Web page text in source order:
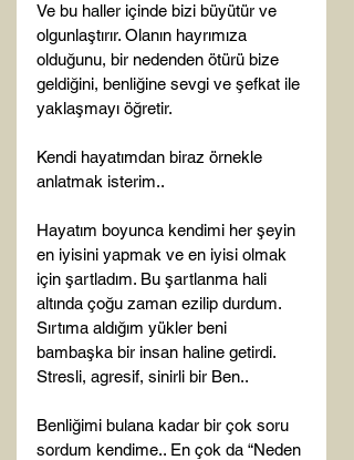
Ve bu haller içinde bizi büyütür ve
olgunlaştırır. Olanın hayrımıza
olduğunu, bir nedenden ötürü bize
geldiğini, benliğine sevgi ve şefkat ile
yaklaşmayı öğretir.
Kendi hayatımdan biraz örnekle
anlatmak isterim..
Hayatım boyunca kendimi her şeyin
en iyisini yapmak ve en iyisi olmak
için şartladım. Bu şartlanma hali
altında çoğu zaman ezilip durdum.
Sırtıma aldığım yükler beni
bambaşka bir insan haline getirdi.
Stresli, agresif, sinirli bir Ben..
Benliğimi bulana kadar bir çok soru
sordum kendime.. En çok da “Neden